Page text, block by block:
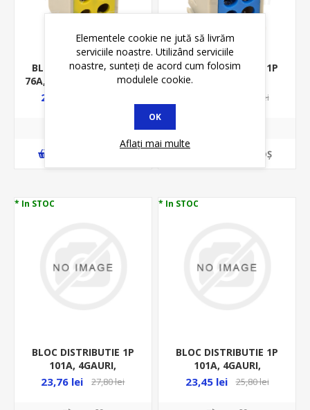
BLOC DISTRIBUTIE 1P
76A, 4GAURI, 2X16MMP/
2X10MMP, VERDE-
24,12 lei
BLOC DISTRIBUTIE 1P
2X25MMP/ 2X16MMP,
25,80 lei
ADAUGĂ ȊN COŞ
* In STOC
BLOC DISTRIBUTIE 1P
101A, 4GAURI,
2X25MMP/ 2X16MMP,
23,76 lei 27,80 lei
* In STOC
BLOC DISTRIBUTIE 1P
101A, 4GAURI,
2X25MMP/ 2X16MMP,
23,45 lei 25,80 lei
Elementele cookie ne jută să livrăm
serviciile noastre. Utilizând serviciile
noastre, sunteți de acord cum folosim
modulele cookie.
OK
Aflați mai multe